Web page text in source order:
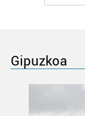
Gipuzkoa